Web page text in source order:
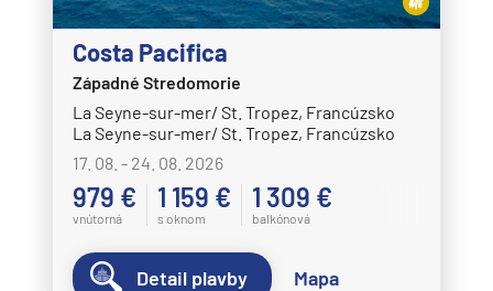
Costa Pacifica
Západné Stredomorie
La Seyne-sur-mer/ St. Tropez, Francúzsko
La Seyne-sur-mer/ St. Tropez, Francúzsko
17. 08. - 24. 08. 2026
979 €
vnútorná
1 159 €
s oknom
1 309 €
balkónová
Detail plavby Mapa